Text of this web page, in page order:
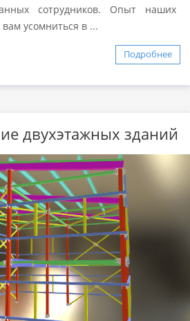
сотрудников. Опыт наших
усомниться в ...
Подробнее
двухэтажных зданий